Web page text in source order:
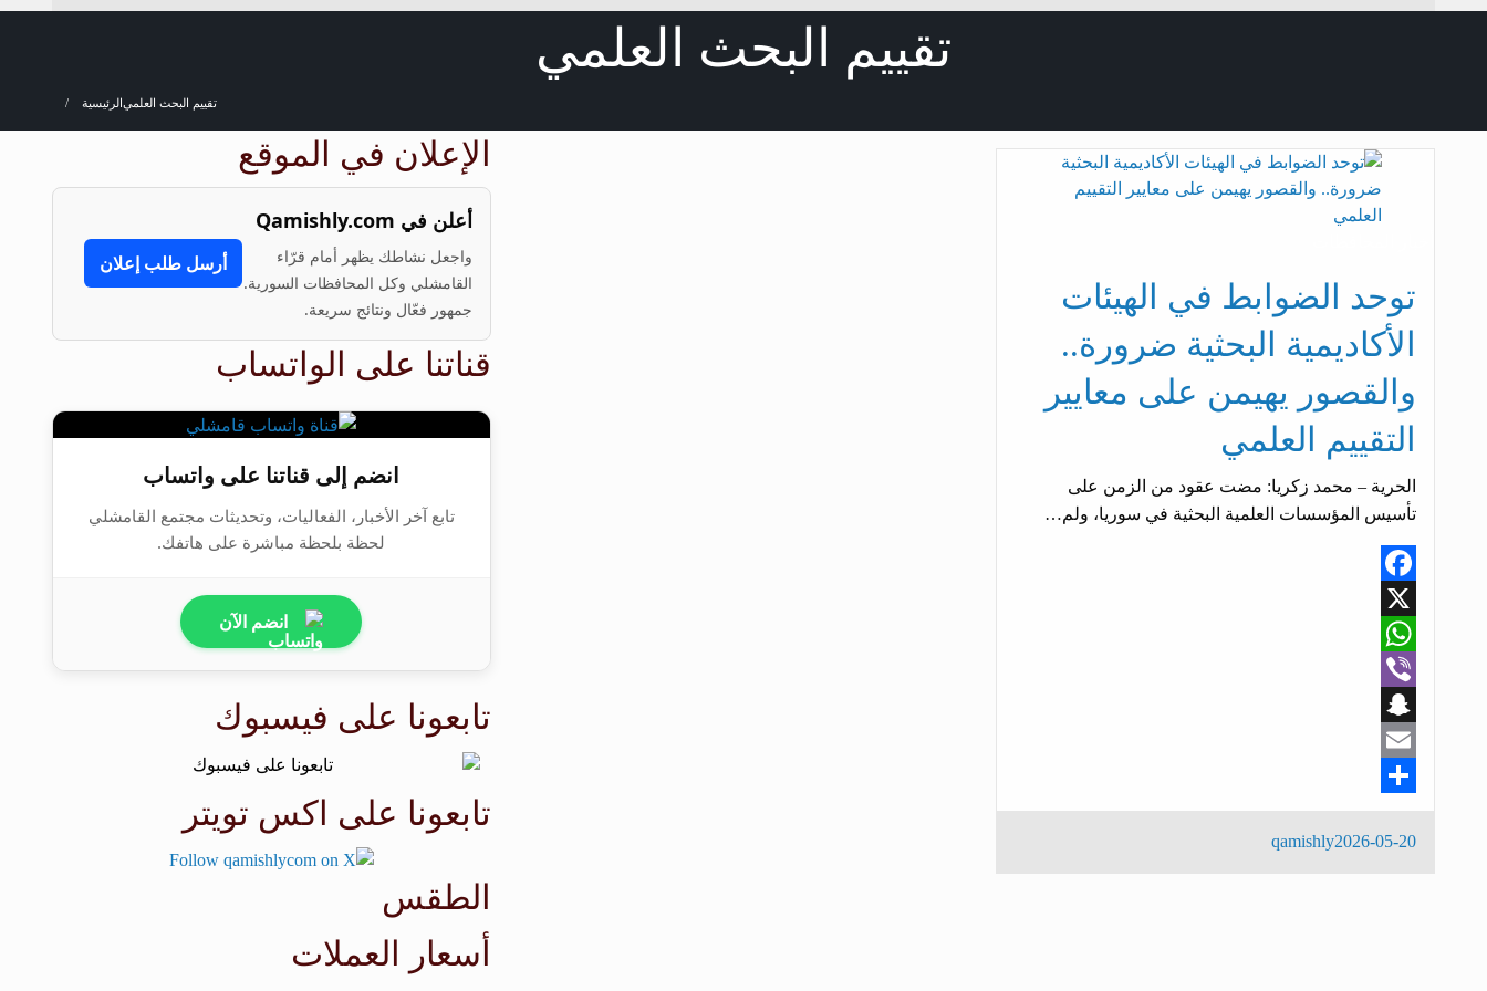
تقييم البحث العلمي
الرئيسيةتقييم البحث العلمي
توحد الضوابط في الهيئات
الأكاديمية البحثية ضرورة..
والقصور يهيمن على معايير
التقييم العلمي
الحرية – محمد زكريا: مضت عقود من الزمن على
تأسيس المؤسسات العلمية البحثية في سوريا، ولم…
Facebook
X
WhatsApp
Viber
Snapchat
Email
Share
2026-05-20
qamishly
الإعلان في الموقع
أعلن في Qamishly.com
واجعل نشاطك يظهر أمام قرّاء
القامشلي وكل المحافظات السورية.
جمهور فعّال ونتائج سريعة.
أرسل طلب إعلان
قناتنا على الواتساب
انضم إلى قناتنا على واتساب
تابع آخر الأخبار، الفعاليات، وتحديثات مجتمع القامشلي
لحظة بلحظة مباشرة على هاتفك.
انضم الآن
تابعونا على فيسبوك
تابعونا على اكس تويتر
الطقس
أسعار العملات